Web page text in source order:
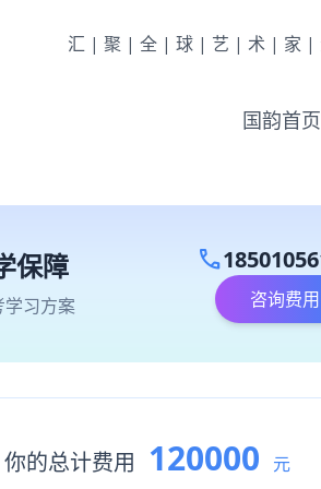
汇|聚|全|球|艺|术|家|
国韵首页
保障
学习方案
call
咨询费用
你的总计费用 120000 元